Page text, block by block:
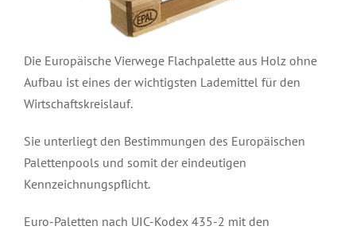
Die Europäische Vierwege Flachpalette aus Holz ohne
Aufbau ist eines der wichtigsten Lademittel für den
Wirtschaftskreislauf.
Sie unterliegt den Bestimmungen des Europäischen
Palettenpools und somit der eindeutigen
Kennzeichnungspflicht.
Euro-Paletten nach UIC-Kodex 435-2 mit den